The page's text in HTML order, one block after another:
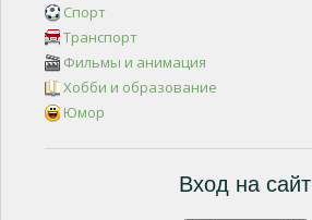
Спорт
Транспорт
Фильмы и анимация
Хобби и образование
Юмор
Вход на сайт